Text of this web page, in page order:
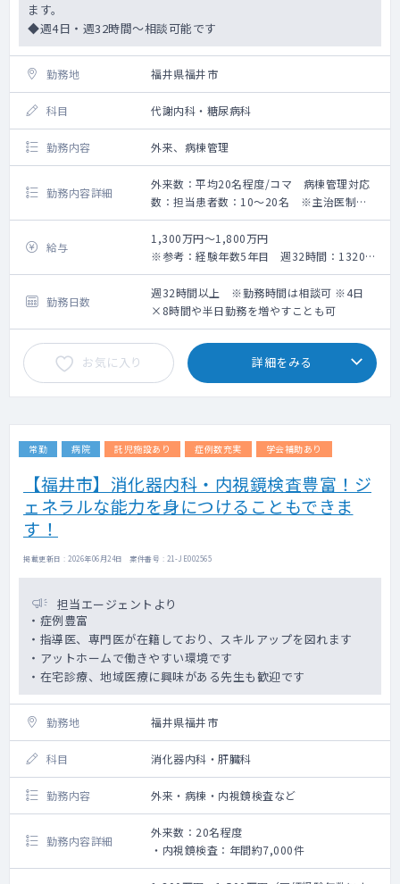
ます。
◆週4日・週32時間～相談可能です
勤務地 福井県福井市
科目 代謝内科・糖尿病科
勤務内容 外来、病棟管理
勤務内容詳細
外来数：平均20名程度/コマ 病棟管理対応
数：担当患者数：10～20名 ※主治医制
★外来
外来担当数：平均4～8コマ/週
外来患者数：平均20名程度/コマ
診療体制 ：1～2診制
患者様層 ：高齢者の慢性疾患、発熱外来あ
り
★病棟管理
担当患者数：10～20名 ※主治医制
給与
1,300万円～1,800万円
※参考：経験年数5年目 週32時間：1320万
円（110万円／月） 週40時間：1620万円
（135万円／月）
勤務日数
週32時間以上 ※勤務時間は相談可 ※4日
×8時間や半日勤務を増やすことも可
お気に入り 詳細をみる
常勤 病院 託児施設あり 症例数充実 学会補助あり
【福井市】消化器内科・内視鏡検査豊富！ジ
ェネラルな能力を身につけることもできま
す！
掲載更新日 : 2026年06月24日 案件番号 : 21-JE002565
担当エージェントより
・症例豊富
・指導医、専門医が在籍しており、スキルアップを図れます
・アットホームで働きやすい環境です
・在宅診療、地域医療に興味がある先生も歓迎です
勤務地 福井県福井市
科目 消化器内科・肝臓科
勤務内容 外来・病棟・内視鏡検査など
勤務内容詳細
外来数：20名程度
・内視鏡検査：年間約7,000件